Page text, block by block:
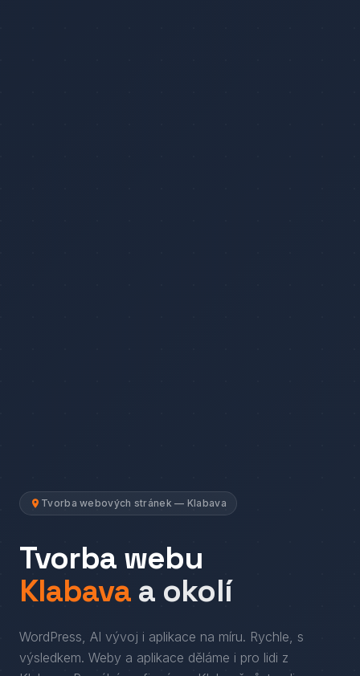
Tvorba webových stránek — Klabava
Tvorba webu
Klabava a okolí
WordPress, AI vývoj i aplikace na míru. Rychle, s
výsledkem. Weby a aplikace děláme i pro lidi z